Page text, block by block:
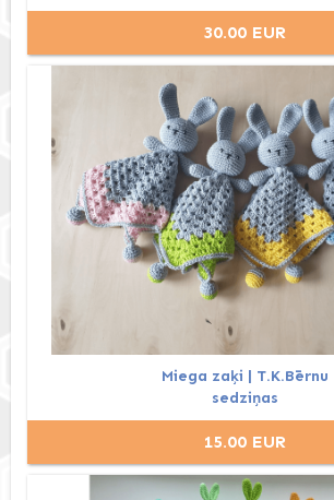
30.00 EUR
Miega zaķi | T.K.Bērnu
sedziņas
15.00 EUR